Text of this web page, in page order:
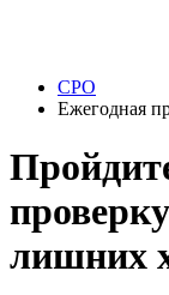
СРО
Ежегодная
лишних